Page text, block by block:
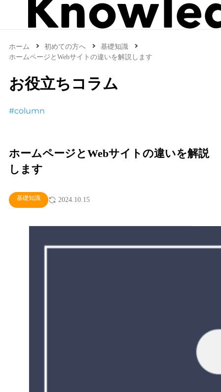
ホーム 初めての方へ
基礎知識
ホームページとWebサイトの違いを解説します
お役立ちコラム
#column
ホームページとWebサイトの違いを解説
します
基礎知識 2024.10.15